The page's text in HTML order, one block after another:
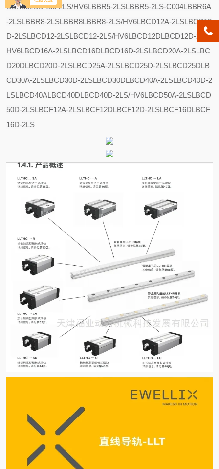
BBR50LBBR50-2LS/HV6LBBR5-2LSLBBR5-2LS-C004LBBR6A
-2LSLBBR8-2LSLBBR8LBBR8-2LS/HV6LBCD12A-2LSLBCD12
D-2LSLBCD12-2LSLBCD12-2LS/HV6LBCD12DLBCD12D-2LS/
HV6LBCD16A-2LSLBCD16DLBCD16D-2LSLBCD20A-2LSLBC
D20DLBCD20D-2LSLBCD25A-2LSLBCD25D-2LSLBCD25DLB
CD30A-2LSLBCD30D-2LSLBCD30DLBCD40A-2LSLBCD40D-2
LSLBCD40ALBCD40DLBCD40D-2LS/HV6LBCD50A-2LSLBCD
50D-2LSLBCF12A-2LSLBCF12DLBCF12D-2LSLBCF16DLBCF
16D-2LS